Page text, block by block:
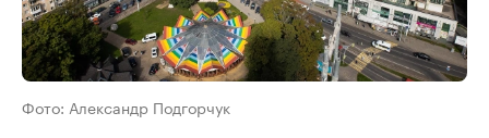
Фото: Александр Подгорчук